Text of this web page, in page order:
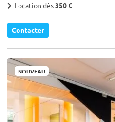
Location dès350 €
Contacter
NOUVEAU